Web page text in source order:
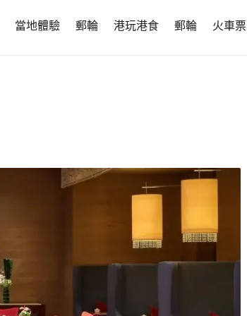
當地體驗 郵輪 港玩港食 郵輪 火車票